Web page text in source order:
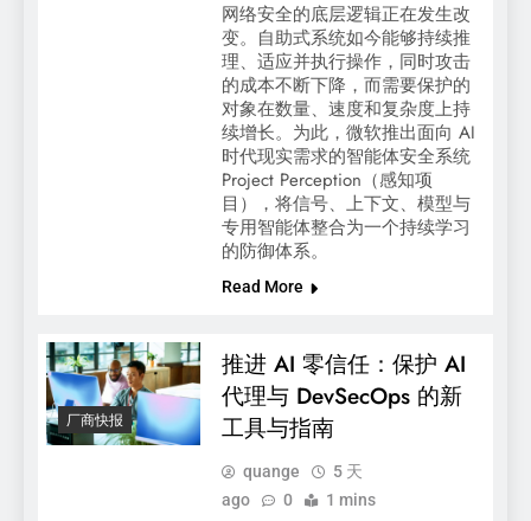
网络安全的底层逻辑正在发生改
变。自助式系统如今能够持续推
理、适应并执行操作，同时攻击
的成本不断下降，而需要保护的
对象在数量、速度和复杂度上持
续增长。为此，微软推出面向 AI
时代现实需求的智能体安全系统
Project Perception（感知项
目），将信号、上下文、模型与
专用智能体整合为一个持续学习
的防御体系。
Read More
厂商快报
推进 AI 零信任：保护 AI
代理与 DevSecOps 的新
工具与指南
quange
5 天
ago
0 1 mins